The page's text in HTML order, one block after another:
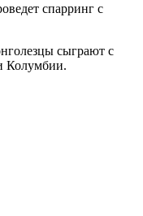
спарринг с
сыграют с
Колумбии.